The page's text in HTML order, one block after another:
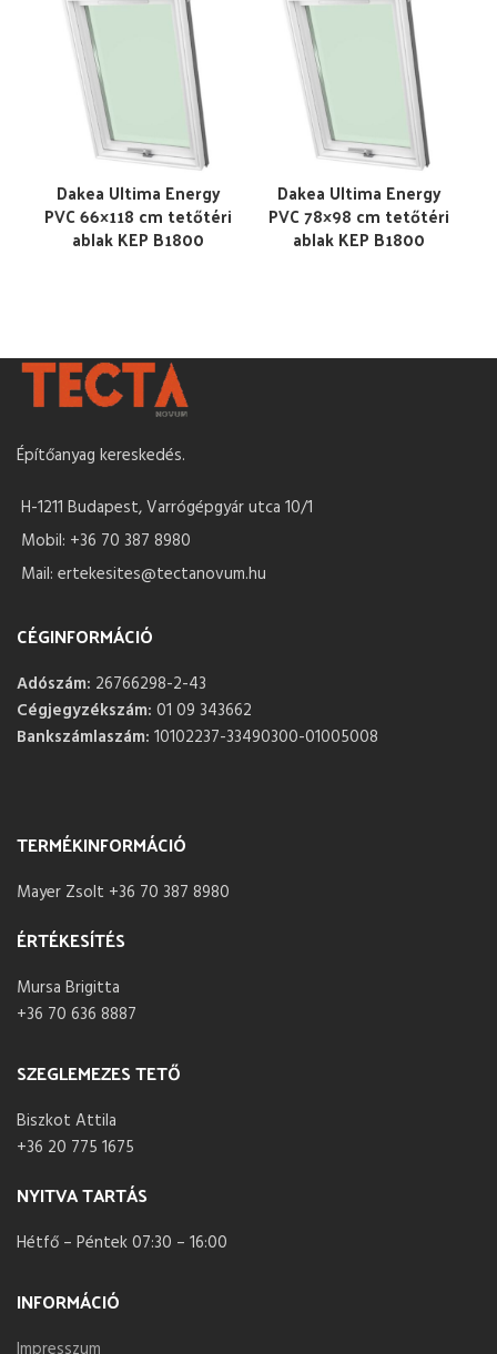
Dakea Ultima Energy
PVC 66×118 cm tetőtéri
ablak KEP B1800
Dakea Ultima Energy
PVC 78×98 cm tetőtéri
ablak KEP B1800
Építőanyag kereskedés.
H-1211 Budapest, Varrógépgyár utca 10/1
Mobil: +36 70 387 8980
Mail: ertekesites@tectanovum.hu
CÉGINFORMÁCIÓ
Adószám: 26766298-2-43
Cégjegyzékszám: 01 09 343662
Bankszámlaszám: 10102237-33490300-01005008
TERMÉKINFORMÁCIÓ
Mayer Zsolt +36 70 387 8980
ÉRTÉKESÍTÉS
Mursa Brigitta
+36 70 636 8887
SZEGLEMEZES TETŐ
Biszkot Attila
+36 20 775 1675
NYITVA TARTÁS
Hétfő – Péntek 07:30 – 16:00
INFORMÁCIÓ